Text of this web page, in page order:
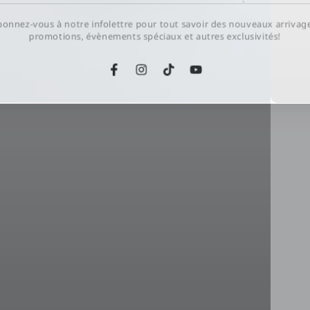
vous à notre infolettre pour tout savoir des nouveaux
promotions, évènements spéciaux et autres exclusivités!
FacebookInstagram
TikTokYouTube